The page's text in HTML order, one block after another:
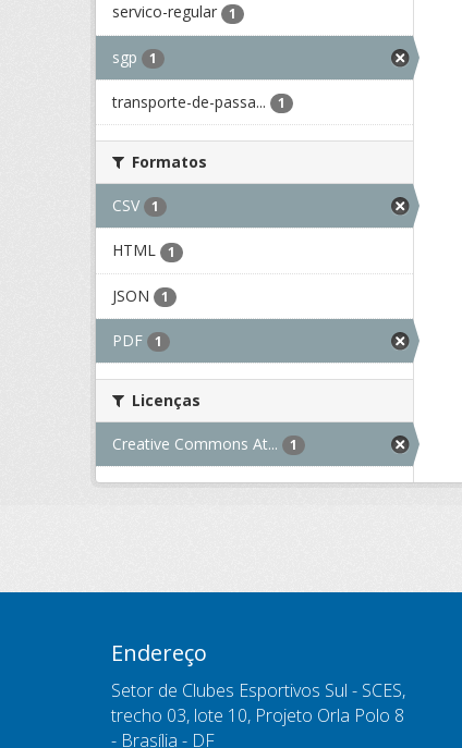
servico-regular 1
sgp 1
transporte-de-passa... 1
Formatos
CSV 1
HTML 1
JSON 1
PDF 1
Licenças
Creative Commons At... 1
Endereço
Setor de Clubes Esportivos Sul - SCES,
trecho 03, lote 10, Projeto Orla Polo 8
- Brasília - DF